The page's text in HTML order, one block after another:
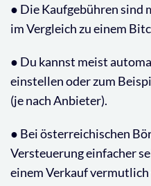
● Die Kaufgebühren sind
im Vergleich zu einem
● Du kannst meist
einstellen oder zum
(je nach Anbieter).
● Bei österreichischen
Versteuerung einfacher
einem Verkauf